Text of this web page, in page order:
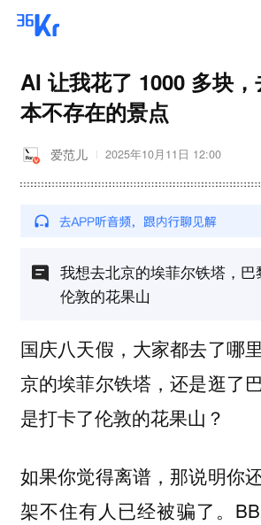
AI 让我花了 1000 多块
本不存在的景点
爱范儿 2025年10月11日 12:00
我想去北京的埃菲尔铁塔，
伦敦的花果山
国庆八天假，大家都去了哪
京的埃菲尔铁塔，还是逛了
是打卡了伦敦的花果山？
如果你觉得离谱，那说明你
架不住有人已经被骗了。